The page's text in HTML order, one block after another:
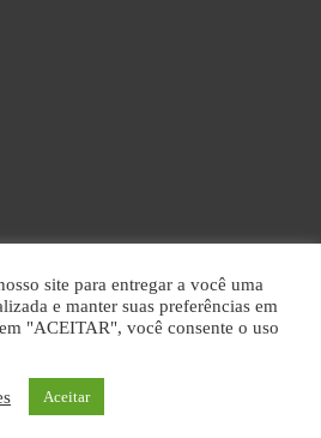
site para entregar a você uma
e manter suas preferências em
"ACEITAR", você consente o uso
Aceitar